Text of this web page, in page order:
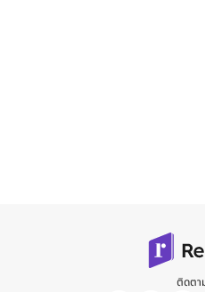
ติดตา